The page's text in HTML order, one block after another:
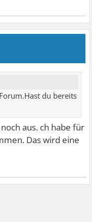
du bereits
aus. ch habe für
Das wird eine